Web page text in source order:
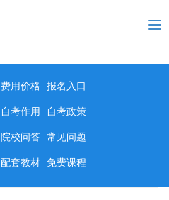
费用价格 报名入口
自考作用 自考政策
院校问答 常见问题
配套教材 免费课程